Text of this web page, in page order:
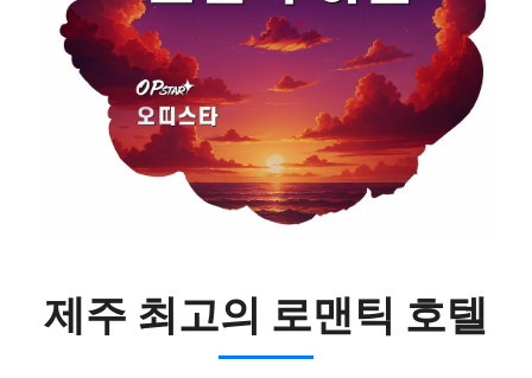
제주 최고의 로맨틱 호텔